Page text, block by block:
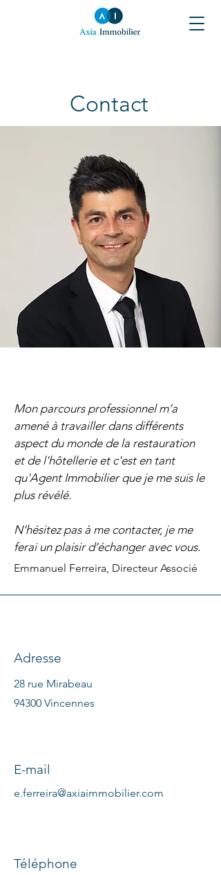
Contact
Mon parcours professionnel m’a
amené à travailler dans différents
aspect du monde de la restauration
et de l'hôtellerie et c'est en tant
qu'Agent Immobilier que je me suis le
plus révélé.
N’hésitez pas à me contacter, je me
ferai un plaisir d’échanger avec vous.
Emmanuel Ferreira, Directeur Associé
Adresse
28 rue Mirabeau
94300 Vincennes
E-mail
e.ferreira@axiaimmobilier.com
Téléphone